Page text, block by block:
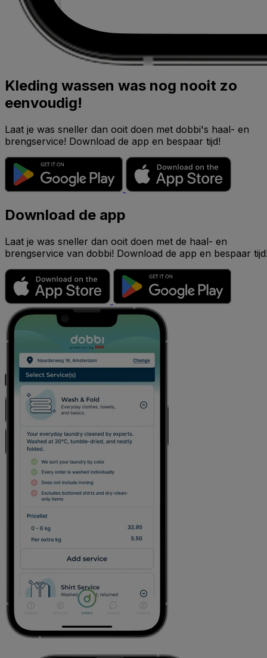
Kleding wassen was nog nooit zo
eenvoudig!
Laat je was sneller dan ooit doen met dobbi's haal- en
brengservice! Download de app en bespaar tijd!
Download de app
Laat je was sneller dan ooit doen met de haal- en
brengservice van dobbi! Download de app en bespaar